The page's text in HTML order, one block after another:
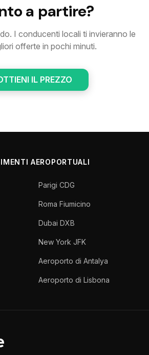
a partire?
I conducenti locali ti invieranno le
offerte in pochi minuti.
IL PREZZO
AEROPORTUALI
Parigi CDG
Roma Fiumicino
Dubai DXB
New York JFK
Aeroporto di Antalya
Aeroporto di Lisbona